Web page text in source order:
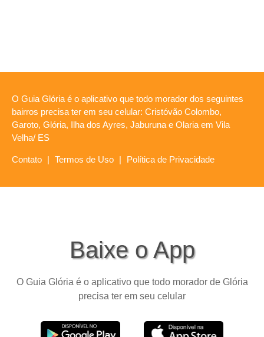
O Guia Glória é o aplicativo que todo morador dos seguintes
bairros precisa ter em seu celular: Cristóvão Colombo,
Garoto, Glória, Ilha dos Ayres, Jaburuna e Olaria em Vila
Velha/ ES
Contato | Termos de Uso | Política de Privacidade
Baixe o App
O Guia Glória é o aplicativo que todo morador de Glória
precisa ter em seu celular